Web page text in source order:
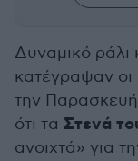
Δυναμικό ράλι
κατέγραψαν οι
την
ότι τα Στενά
ανοιχτά» για